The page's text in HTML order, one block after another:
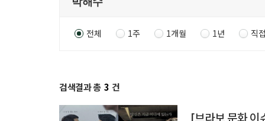
전체 1주 1개월 1년 직
검색결과 총 3 건
[브라보 문화 이